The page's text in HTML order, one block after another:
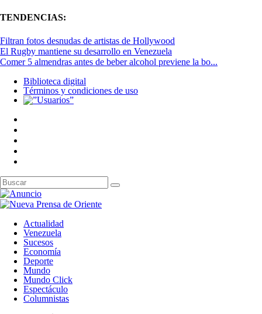
TENDENCIAS:
Filtran fotos desnudas de artistas de Hollywood
El Rugby mantiene su desarrollo en Venezuela
Comer 5 almendras antes de beber alcohol previene la bo...
Biblioteca digital
Términos y condiciones de uso
Actualidad
Venezuela
Sucesos
Economía
Deporte
Mundo
Mundo Click
Espectáculo
Columnistas